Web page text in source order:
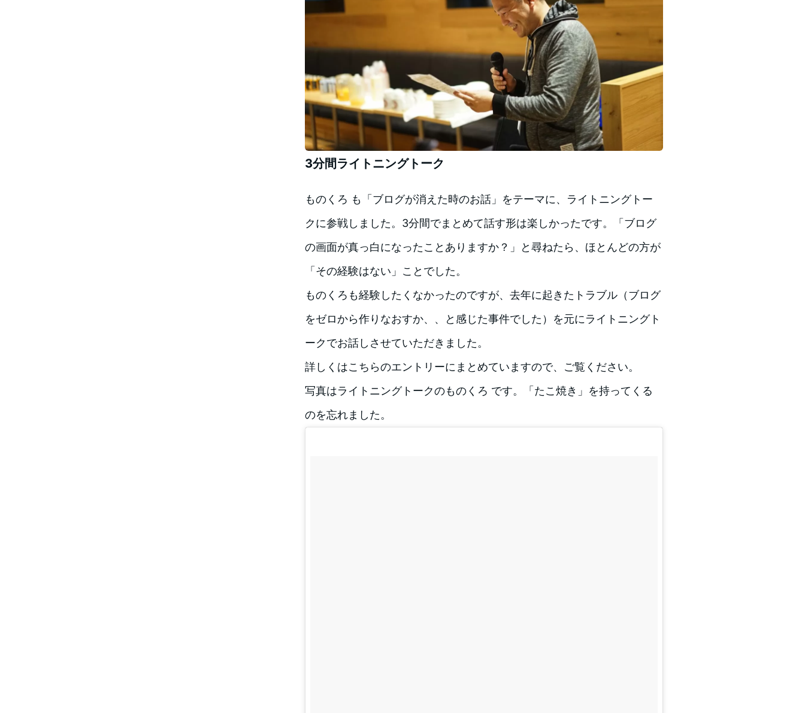
3分間ライトニングトーク
ものくろ も「ブログが消えた時のお話」をテーマに、ライトニングトー
クに参戦しました。3分間でまとめて話す形は楽しかったです。「ブログ
の画面が真っ白になったことありますか？」と尋ねたら、ほとんどの方が
「その経験はない」ことでした。
ものくろも経験したくなかったのですが、去年に起きたトラブル（ブログ
をゼロから作りなおすか、、と感じた事件でした）を元にライトニングト
ークでお話しさせていただきました。
詳しくはこちらのエントリーにまとめていますので、ご覧ください。
写真はライトニングトークのものくろ です。「たこ焼き」を持ってくる
のを忘れました。